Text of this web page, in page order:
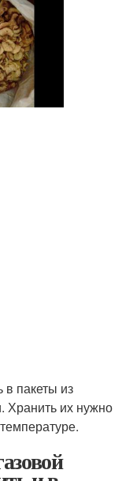
пакеты из
Хранить их нужно